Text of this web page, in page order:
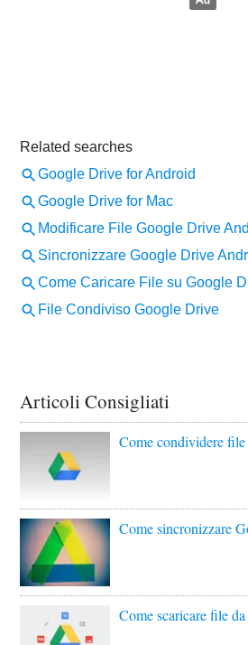
Articoli Consigliati
Come condividere
Come sincronizzare
Come scaricare file